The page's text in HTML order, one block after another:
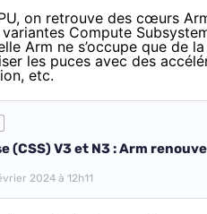
on retrouve des cœurs
variantes Compute
Arm ne s’occupe que de
les puces avec des
etc.
(CSS) V3 et N3 : Arm
2024 à 12h11